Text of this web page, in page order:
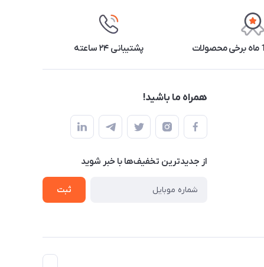
پشتیبانی ۲۴ ساعته
همراه ما باشید!
از جدید‌ترین تخفیف‌ها با‌ خبر شوید
ثبت